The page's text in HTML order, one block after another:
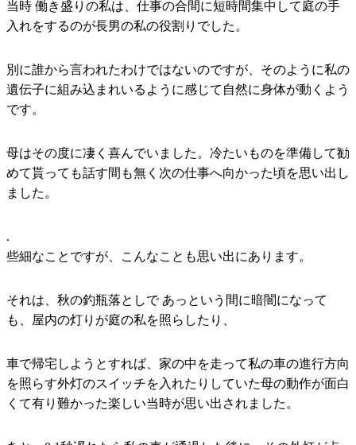
当時 働き盛りの私は、仕事の合間に短時間集中して庭の手
入れをするのが長男の私の役割りでした。
別に誰から言われたわけではないのですが、そのように私の
遺伝子に組み込まれいるように感じて自然に身体が動くよう
です。
母はその度に凄く喜んでいました。冷たいものを準備して勧
めて貰っても話す間も無く次の仕事へ向かった頃を思い出し
ました。
.
些細なことですが、こんなことも思い出にあります。
それは、秋の釣瓶落としで あっという間に暗闇になって
も、屋内の灯りが庭の私を照らしたり、
車で帰宅しようとすれば、家の中を走って私の車の進行方向
を照らす外灯のスイッチを入れたりしていた母の動作が面白
くて有り難かった楽しい当時が思い出されました。